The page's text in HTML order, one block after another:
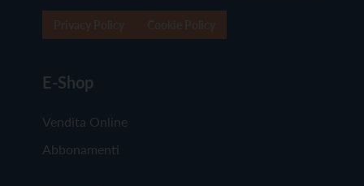
E-Shop
Vendita Online
Abbonamenti